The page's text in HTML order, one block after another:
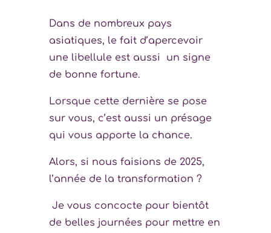
Dans de nombreux pays
asiatiques, le fait d’apercevoir
une libellule est aussi un signe
de bonne fortune.
Lorsque cette dernière se pose
sur vous, c’est aussi un présage
qui vous apporte la chance.
Alors, si nous faisions de 2025,
l’année de la transformation ?
Je vous concocte pour bientôt
de belles journées pour mettre en